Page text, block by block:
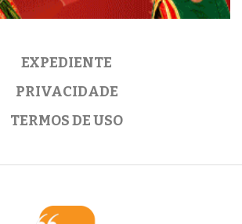
EXPEDIENTE
PRIVACIDADE
TERMOS DE USO